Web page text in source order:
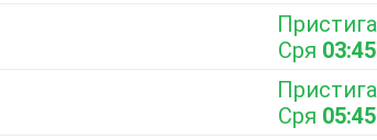
Пристига
Сря 03:45
Пристига
Сря 05:45